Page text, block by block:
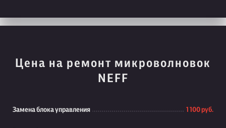
Цена на ремонт микроволновок
NEFF
Замена блока управления 1 100 руб.